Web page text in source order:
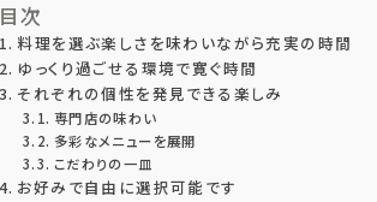
目次
料理を選ぶ楽しさを味わいながら充実の時間
ゆっくり過ごせる環境で寛ぐ時間
それぞれの個性を発見できる楽しみ
専門店の味わい
多彩なメニューを展開
こだわりの一皿
お好みで自由に選択可能です